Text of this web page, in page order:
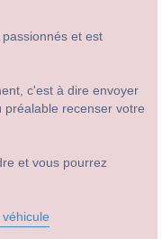
passionnés et est
c'est à dire envoyer
préalable recenser votre
et vous pourrez